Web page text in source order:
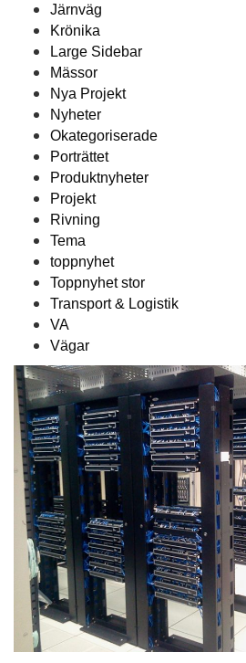
Järnväg
Krönika
Large Sidebar
Mässor
Nya Projekt
Nyheter
Okategoriserade
Porträttet
Produktnyheter
Projekt
Rivning
Tema
toppnyhet
Toppnyhet stor
Transport & Logistik
VA
Vägar